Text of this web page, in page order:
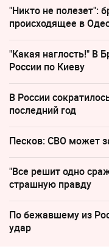
"Никто не полезет":
происходящее в
"Какая наглость!" В
России по Киеву
В России
последний год
Песков: СВО может
"Все решит одно
страшную правду
По бежавшему из
удар